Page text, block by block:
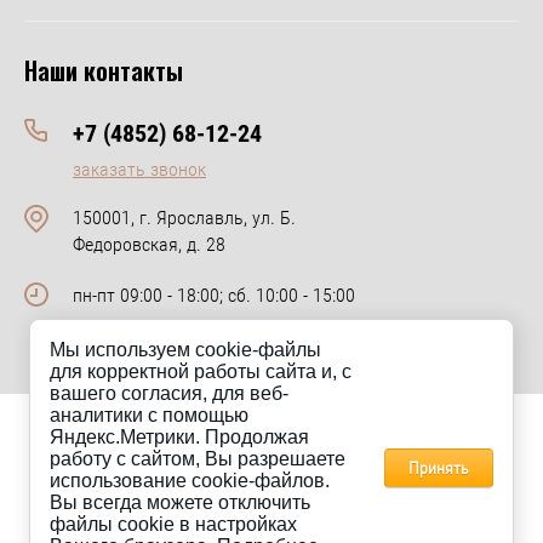
Наши контакты
+7 (4852) 68-12-24
заказать звонок
150001, г. Ярославль, ул. Б.
Федоровская, д. 28
пн-пт 09:00 - 18:00; сб. 10:00 - 15:00
Сайт km-keramik.ru носит исключительно информационный
характер и ни при каких условиях не является публичной офертой.
Для получения информации о стоимости товаров, пожалуйста,
обращайтесь в отдел продаж компании КМ-Керамик.
Мы используем cookie-файлы
для корректной работы сайта и, с
вашего согласия, для веб-
аналитики с помощью
Яндекс.Метрики. Продолжая
работу с сайтом, Вы разрешаете
использование cookie-файлов.
Вы всегда можете отключить
файлы cookie в настройках
Принять